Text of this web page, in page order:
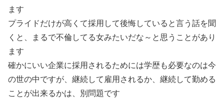
ます
プライドだけが高くて採用して後悔していると言う話を聞
くと、まるで不倫してる女みたいだな～と思うことがあり
ます
確かにいい企業に採用されるためには学歴も必要なのは今
の世の中ですが、継続して雇用されるか、継続して勤める
ことが出来るかは、別問題です